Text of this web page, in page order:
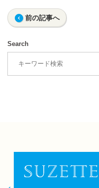
前の記事へ
Search